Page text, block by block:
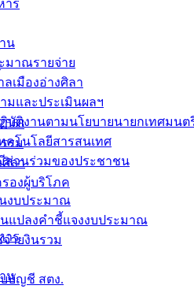
าร
น
มาณรายจ่าย
เมืองอ่างศิลา
มและประเมินผลฯ
บัติงานตามนโยบายนายกเทศมนต
โนโลยีสารสนเทศ
ส่วนร่วมของประชาชน
งบประมาณ
นแปลงคำชี้แจงงบประมาณ
ายงินรวม
บัญชี สตง.
รม
ศิลา
องผู้บริโภค
าร
น